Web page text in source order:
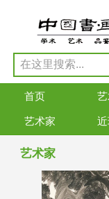
首页
艺术家
艺术家